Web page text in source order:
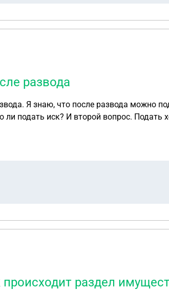
развода
Я знаю, что после развода можно
муж продал после развода, то
гос номер и дату выпуска, это
раздел